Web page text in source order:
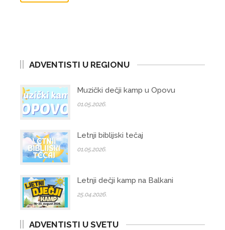
ADVENTISTI U REGIONU
Muzički dečji kamp u Opovu
01.05.2026.
Letnji biblijski tečaj
01.05.2026.
Letnji dečji kamp na Balkani
25.04.2026.
ADVENTISTI U SVETU